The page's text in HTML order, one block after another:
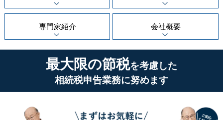
専門家紹介 会社概要
最大限の節税を考慮した
相続税申告業務に努めます